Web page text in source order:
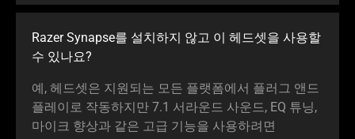
Razer Synapse를 설치하지 않고 이 헤드셋을 사용할
수 있나요?
예, 헤드셋은 지원되는 모든 플랫폼에서 플러그 앤드
플레이로 작동하지만 7.1 서라운드 사운드, EQ 튜닝,
마이크 향상과 같은 고급 기능을 사용하려면